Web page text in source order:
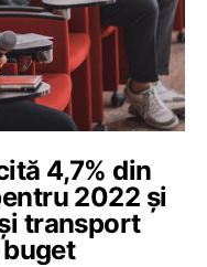
4,7% din
2022 și
transport